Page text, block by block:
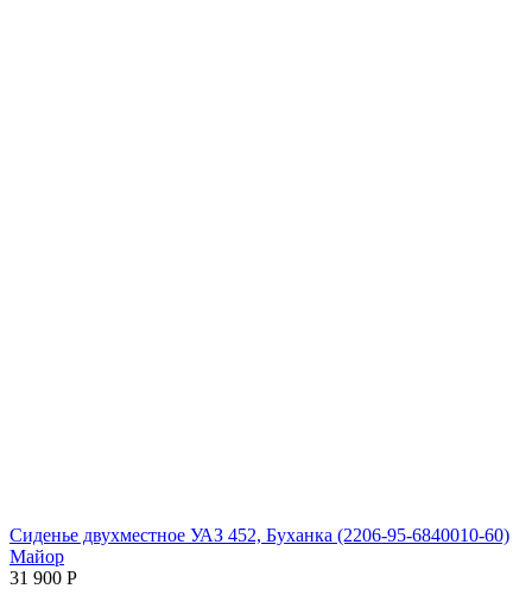
Сиденье двухместное УАЗ 452, Буханка (2206-95-6840010-60)
Майор
31 900 Р